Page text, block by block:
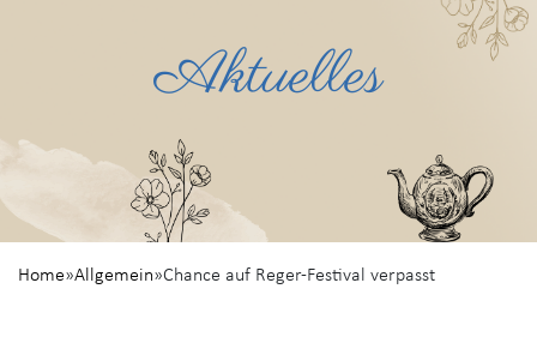
Aktuelles
Home»Allgemein»Chance auf Reger-Festival verpasst